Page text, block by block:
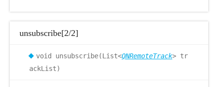
unsubscribe[2/2]
void unsubscribe(List<QNRemoteTrack> tr
ackList)